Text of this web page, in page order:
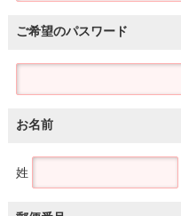
ご希望のパスワード
お名前
姓